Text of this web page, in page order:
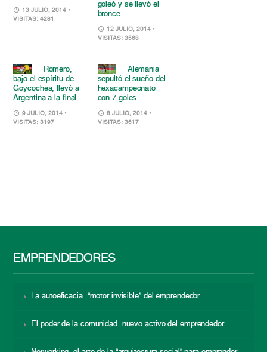
13 JULIO, 2014 •
VISITAS: 4281
goleó y se llevó el
bronce
12 JULIO, 2014 •
VISITAS: 3568
Romero,
bajo el espíritu de
Goycochea, llevó a
Argentina a la final
9 JULIO, 2014 •
VISITAS: 3197
Alemania
sepultó el sueño del
hexacampeonato
con 7 goles
8 JULIO, 2014 •
VISITAS: 3617
EMPRENDEDORES
La autoeficacia: “motor invisible” del emprendedor
El poder de la comunidad: nuevo activo del emprendedor